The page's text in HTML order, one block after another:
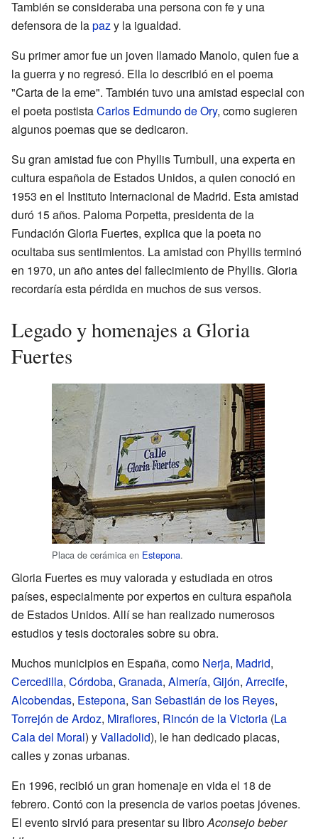
También se consideraba una persona con fe y una
defensora de lapazy la igualdad.
Su primer amor fue un joven llamado Manolo, quien fue a
la guerra y no regresó. Ella lo describió en el poema
"Carta de la eme". También tuvo una amistad especial con
el poeta postistaCarlos Edmundo de Ory, como sugieren
algunos poemas que se dedicaron.
Su gran amistad fue con Phyllis Turnbull, una experta en
cultura española de Estados Unidos, a quien conoció en
1953 en el Instituto Internacional de Madrid. Esta amistad
duró 15 años. Paloma Porpetta, presidenta de la
Fundación Gloria Fuertes, explica que la poeta no
ocultaba sus sentimientos. La amistad con Phyllis terminó
en 1970, un año antes del fallecimiento de Phyllis. Gloria
recordaría esta pérdida en muchos de sus versos.
Legado y homenajes a Gloria
Fuertes
Placa de cerámica en Estepona.
Gloria Fuertes es muy valorada y estudiada en otros
países, especialmente por expertos en cultura española
de Estados Unidos. Allí se han realizado numerosos
estudios y tesis doctorales sobre su obra.
Muchos municipios en España, como Nerja, Madrid,
Cercedilla, Córdoba, Granada, Almería, Gijón, Arrecife,
Alcobendas, Estepona, San Sebastián de los Reyes,
Torrejón de Ardoz, Miraflores, Rincón de la Victoria (La
Cala del Moral) yValladolid), le han dedicado placas,
calles y zonas urbanas.
En 1996, recibió un gran homenaje en vida el 18 de
febrero. Contó con la presencia de varios poetas jóvenes.
El evento sirvió para presentar su libroAconsejo beber